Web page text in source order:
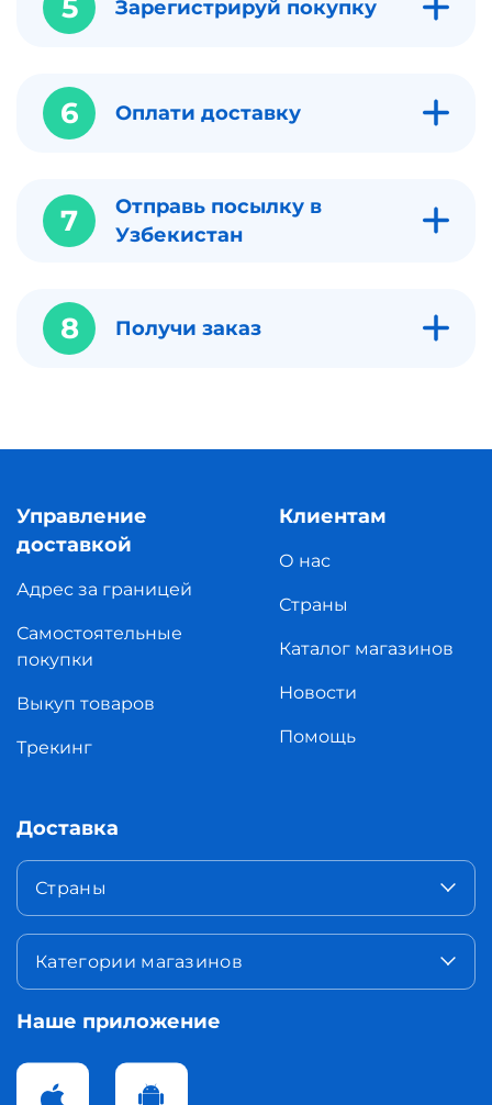
5 Зарегистрируй покупку
6 Оплати доставку
7
Отправь посылку в
Узбекистан
8 Получи заказ
Управление
доставкой
Адрес за границей
Самостоятельные
покупки
Выкуп товаров
Трекинг
Клиентам
О нас
Страны
Каталог магазинов
Новости
Помощь
Доставка
Страны
Категории магазинов
Наше приложение